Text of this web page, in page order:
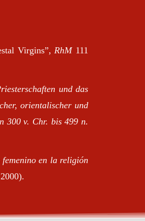
Virgins”,RhM111
und das
orientalischer und
300 v. Chr. bis 499 n.
femenino en la religión